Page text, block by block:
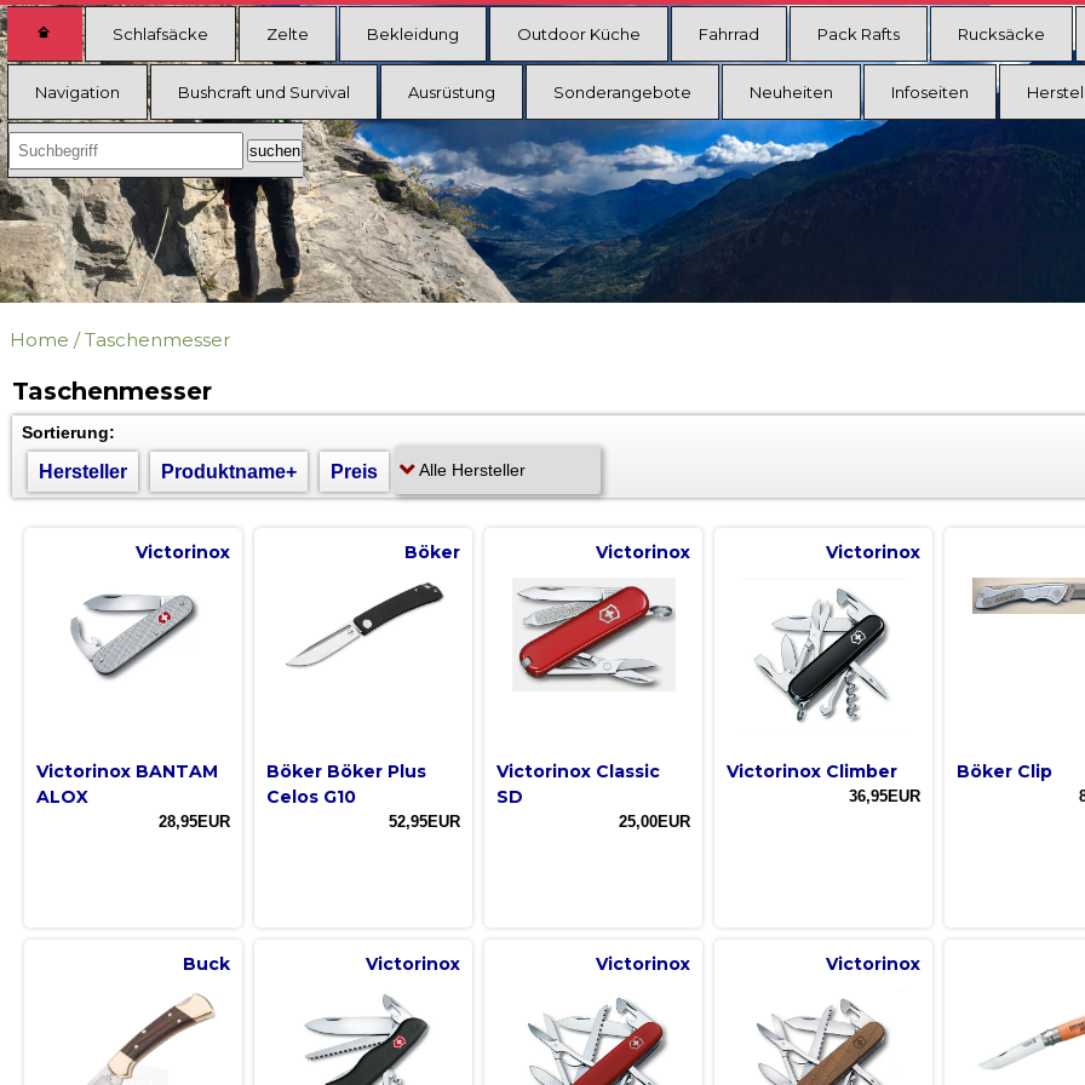
Schlafsäcke Zelte Bekleidung Outdoor Küche Fahrrad Pack Rafts Rucksäcke
Navigation Bushcraft und Survival Ausrüstung Sonderangebote Neuheiten Infoseiten
Home /Taschenmesser
Taschenmesser
Sortierung:
Hersteller Produktname+ Preis
Victorinox
Victorinox BANTAM
ALOX
28,95EUR
Böker
Böker Böker Plus
Celos G10
52,95EUR
Victorinox
Victorinox Classic
SD
25,00EUR
Victorinox
Victorinox Climber
36,95EUR
Böker Clip
Buck Victorinox Victorinox Victorinox